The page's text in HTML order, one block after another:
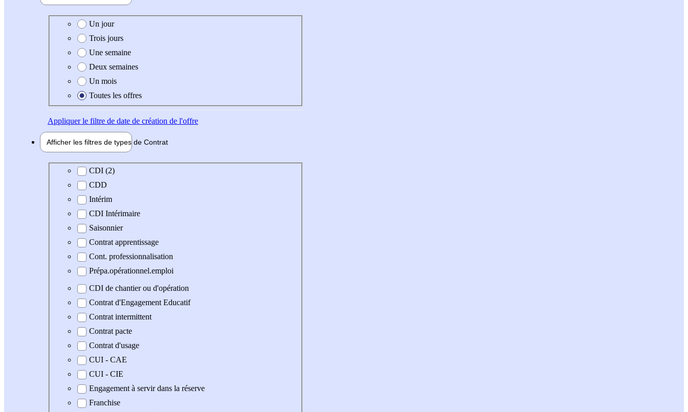
Date de création de l'offre
Un jour
Trois jours
Une semaine
Deux semaines
Un mois
Toutes les offres
Appliquerle filtre de date de création de l'offre
Afficher les filtres de types de Contrat
Type de contrat
CDI (2)
CDD
Intérim
CDI Intérimaire
Saisonnier
Contrat apprentissage
Cont. professionnalisation
Prépa.opérationnel.emploi
CDI de chantier ou d'opération
Contrat d'Engagement Educatif
Contrat intermittent
Contrat pacte
Contrat d'usage
CUI - CAE
CUI - CIE
Engagement à servir dans la réserve
Franchise